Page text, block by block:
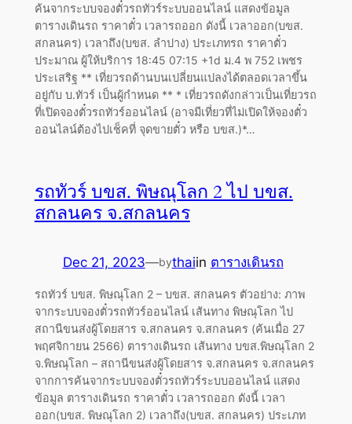
ค้นจากระบบจองตั๋วรถทัวร์ระบบออนไลน์ แสดงข้อมูล
ตารางเดินรถ ราคาตั๋ว เวลารถออก ดังนี้ เวลาออก(บขส.
สกลนคร) เวลาถึง(บขส. ลำปาง) ประเภทรถ ราคาตั๋ว
ประมาณ ผู้ให้บริการ 18:45 07:15 +1d ม.4 พ 752 เพชร
ประเสริฐ ** เที่ยวรถด้านบนเปลี่ยนแปลงได้ตลอดเวลาขึ้น
อยู่กับ บ.ทัวร์ เป็นผู้กำหนด ** * เที่ยวรถดังกล่าวเป็นเที่ยวรถ
ที่เปิดจองตั๋วรถทัวร์ออนไลน์ (อาจมีเที่ยวที่ไม่เปิดให้จองตั๋ว
ออนไลน์ต้องไปเช็คที่ จุดขายตั๋ว หรือ บขส.)*…
รถทัวร์ บขส. พิษณุโลก 2 ไป บขส.
สกลนคร จ.สกลนคร
Dec 21, 2023—bythaiin ตารางเดินรถ
รถทัวร์ บขส. พิษณุโลก 2 – บขส. สกลนคร ตัวอย่าง: ภาพ
จากระบบจองตั๋วรถทัวร์ออนไลน์ เส้นทาง พิษณุโลก ไป
สถานีขนส่งผู้โดยสาร จ.สกลนคร จ.สกลนคร (ค้นเมื่อ 27
พฤศจิกายน 2566) ตารางเดินรถ เส้นทาง บขส.พิษณุโลก 2
จ.พิษณุโลก – สถานีขนส่งผู้โดยสาร จ.สกลนคร จ.สกลนคร
จากการค้นจากระบบจองตั๋วรถทัวร์ระบบออนไลน์ แสดง
ข้อมูล ตารางเดินรถ ราคาตั๋ว เวลารถออก ดังนี้ เวลา
ออก(บขส. พิษณุโลก 2) เวลาถึง(บขส. สกลนคร) ประเภท